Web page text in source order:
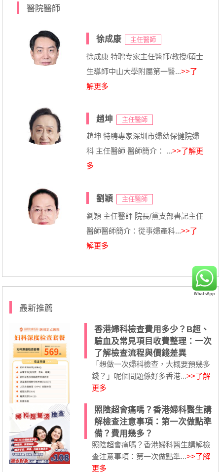
醫院醫師
徐成康 主任醫師
徐成康 特聘专家主任醫師/教授/碩士
生導師中山大學附屬第一醫...>>了
解更多
趙坤 主任醫師
趙坤 特聘專家深圳市婦幼保健院婦
科 主任醫師 醫師簡介： ...>>了解更
多
劉穎 主任醫師
劉穎 主任醫師 院長/黨支部書記主任
醫師醫師簡介：從事婦產科...>>了
解更多
最新推薦
香港婦科檢查費用多少？B超、
驗血及常見項目收費整理：一次
了解檢查流程與價錢差異
「想做一次婦科檢查，大概要預幾多
錢？」呢個問題係好多香港...>>了解
更多
照陰超會痛嗎？香港婦科醫生講
解檢查注意事項：第一次做點準
備？費用幾多？
照陰超會痛嗎？香港婦科醫生講解檢
查注意事項：第一次做點準...>>了解
更多